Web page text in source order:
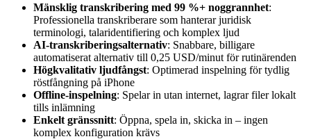
Mänsklig transkribering med 99 %+ noggrannhet:
Professionella transkriberare som hanterar juridisk
terminologi, talaridentifiering och komplex ljud
AI-transkriberingsalternativ: Snabbare, billigare
automatiserat alternativ till 0,25 USD/minut för rutinärenden
Högkvalitativ ljudfångst: Optimerad inspelning för tydlig
röstfångning på iPhone
Offline-inspelning: Spelar in utan internet, lagrar filer lokalt
tills inlämning
Enkelt gränssnitt: Öppna, spela in, skicka in – ingen
komplex konfiguration krävs